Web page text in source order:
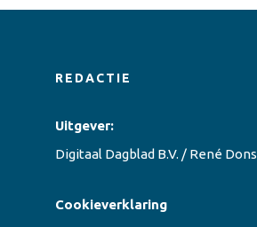
REDACTIE
Uitgever:
Digitaal Dagblad B.V. / René Dons
Cookieverklaring